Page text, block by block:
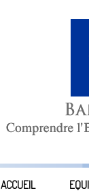
Banque-
ACCUEIL